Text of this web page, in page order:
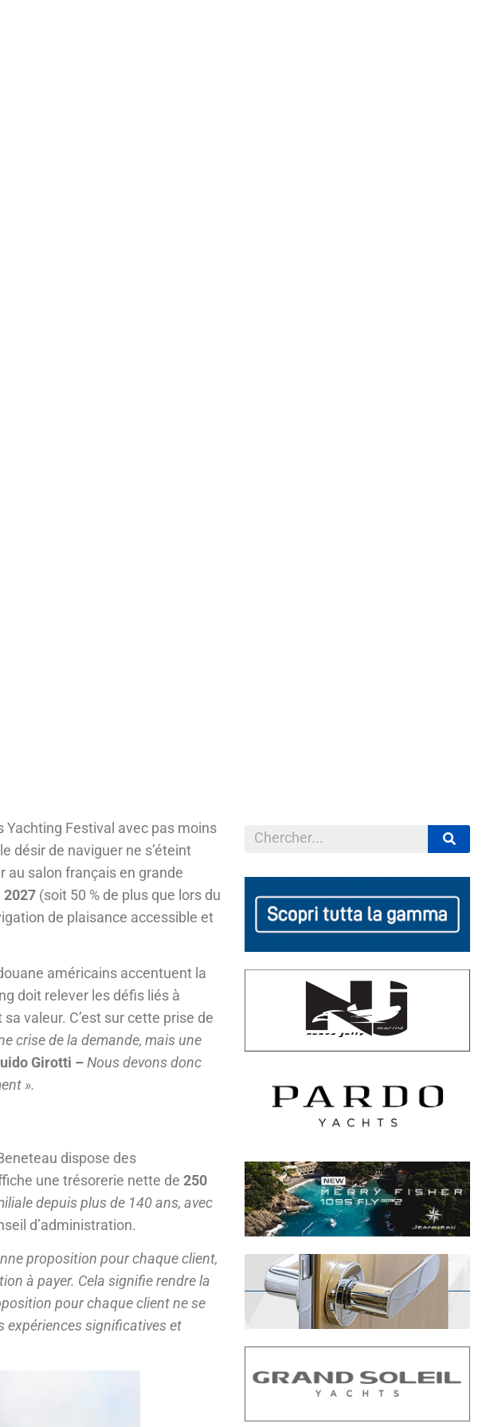
Yachting Festival avec pas moins
désir de naviguer ne s’éteint
au salon français en grande
2027 (soit 50 % de plus que lors du
de plaisance accessible et
américains accentuent la
doit relever les défis liés à
valeur. C’est sur cette prise de
crise de la demande, mais une
Girotti –Nous devons donc
».
dispose des
une trésorerie nette de 250
depuis plus de 140 ans, avec
d’administration.
proposition pour chaque client,
à payer. Cela signifie rendre la
pour chaque client ne se
expériences significatives et